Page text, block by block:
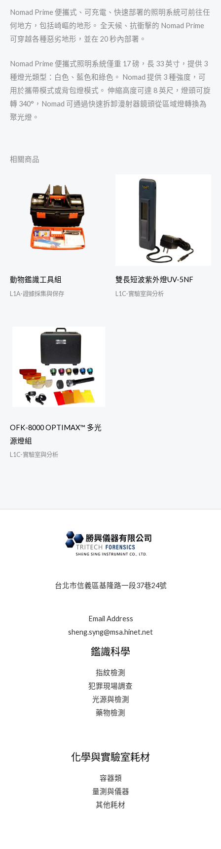
Nomad Prime 便攜式、可充電、快速部署的照明系統可前往任
何地方，包括崎嶇的地形。 全天候、抗衝擊的 Nomad Prime
可穿越各種惡劣地形，並在 20 秒內部署。
Nomad Prime 便攜式照明系統僅重 17 磅，長 33 英寸，提供 3
種燈光類型：白色、藍色和綠色。 Nomad 提供 3 種強度，可
用於攜帶模式或背包燈模式。 伸縮高度可達 8 英尺，燈頭可旋
轉 340°，Nomad 可通過快速拆卸漫射器鏡頭從區域燈轉換為
聚光燈。
相關商品
動物鑑識工具組
L1A-證據採集與保存
雙長短波紫外燈UV-5NF
L1C-實驗室與分析
OFK-8000 OPTIMAX™ 多光
源燈組
L1C-實驗室與分析
台北市信義區基隆路一段37巷24號
Email Address
sheng.syng@msa.hinet.net
鑑識科學
指紋檢測
犯罪現場調查
光源與檢測
藥物檢測
化學與實驗室耗材
容器類
量測與儀器
其他耗材